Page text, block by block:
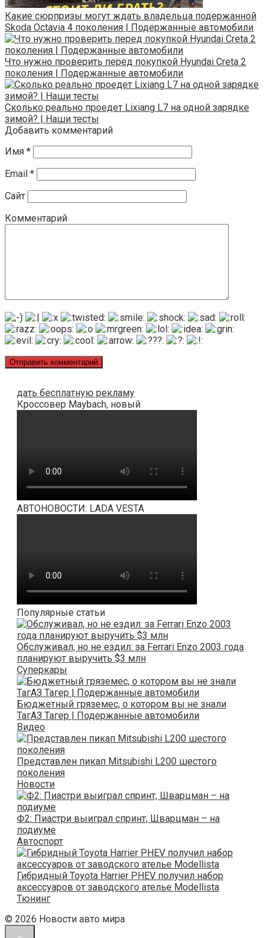
Какие сюрпризы могут ждать владельца подержанной
Skoda Octavia 4 поколения | Подержанные автомобили
Что нужно проверить перед покупкой Hyundai Creta 2
поколения | Подержанные автомобили
Сколько реально проедет Lixiang L7 на одной зарядке
зимой? | Наши тесты
Добавить комментарий
Имя *
Email *
Сайт
Комментарий
дать бесплатную рекламу
Кроссовер Maybach, новый
АВТОНОВОСТИ: LADA VESTA
Популярные статьи
Обслуживал, но не ездил: за Ferrari Enzo 2003 года
планируют выручить $3 млн
Суперкары
Бюджетный гряземес, о котором вы не знали
ТагАЗ Тагер | Подержанные автомобили
Видео
Представлен пикап Mitsubishi L200 шестого
поколения
Новости
Ф2: Пиастри выиграл спринт, Шварцман – на
подиуме
Автоспорт
Гибридный Toyota Harrier PHEV получил набор
аксессуаров от заводского ателье Modellista
Тюнинг
© 2026 Новости авто мира